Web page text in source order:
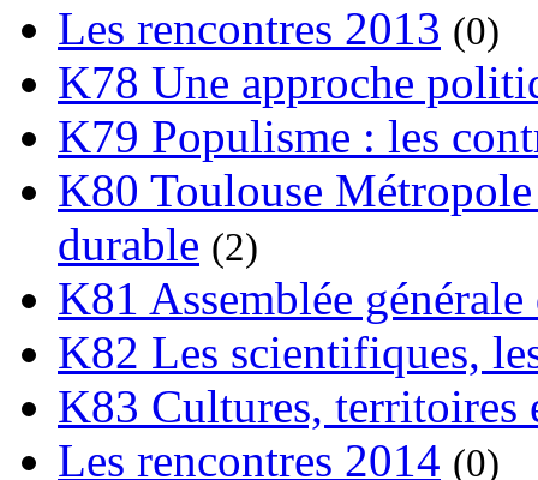
Les rencontres 2013 (0)
K78 Une approche
K79 Populisme : les
K80 Toulouse
durable (2)
K81 Assemblée
K82 Les scientifiques,
K83 Cultures, territoires
Les rencontres 2014 (0)